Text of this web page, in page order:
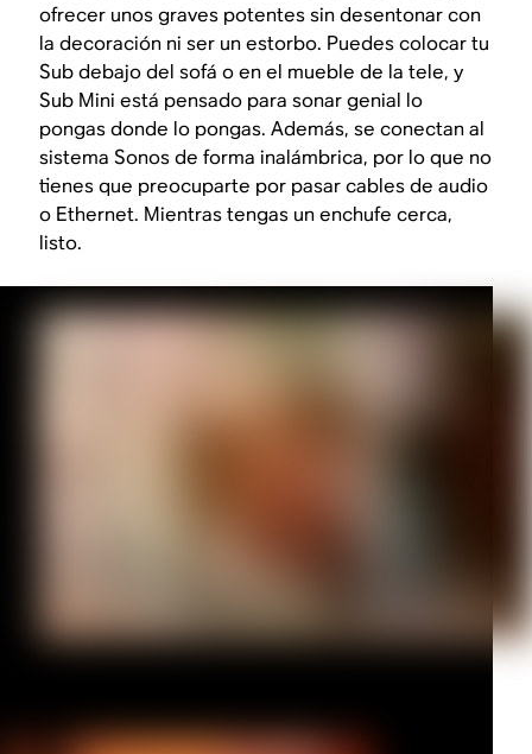
ofrecer unos graves potentes sin desentonar con
la decoración ni ser un estorbo. Puedes colocar tu
Sub debajo del sofá o en el mueble de la tele, y
Sub Mini está pensado para sonar genial lo
pongas donde lo pongas. Además, se conectan al
sistema Sonos de forma inalámbrica, por lo que no
tienes que preocuparte por pasar cables de audio
o Ethernet. Mientras tengas un enchufe cerca,
listo.